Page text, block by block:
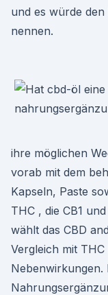
und es würde
nennen.
ihre möglichen
vorab mit dem
Kapseln, Paste
THC , die CB1
wählt das CBD
Vergleich mit
Nebenwirkungen.